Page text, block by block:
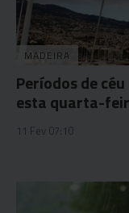
MADEIRA
Períodos de
esta quarta-
11 Fev 07:10